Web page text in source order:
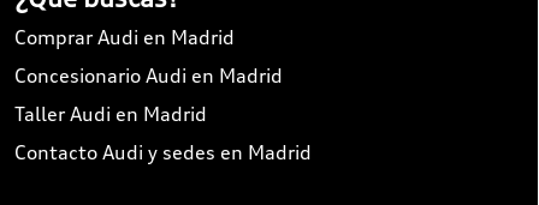
Comprar Audi en Madrid
Concesionario Audi en Madrid
Taller Audi en Madrid
Contacto Audi y sedes en Madrid